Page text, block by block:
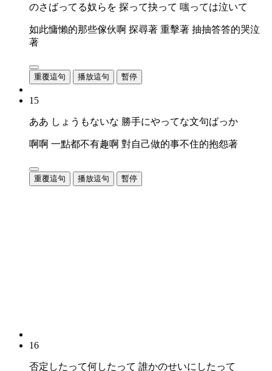
のさばってる奴らを 探って抉って 嗤っては泣いて
如此慵懶的那些傢伙啊 探尋著 重擊著 抽抽答答的哭泣
著
重覆這句 播放這句 暫停
15
ああ しょうもないな 勝手にやってな文句ばっか
啊啊 一點都不有趣啊 對自己做的事不住的抱怨著
重覆這句 播放這句 暫停
16
否定したって何したって 誰かのせいにしたって